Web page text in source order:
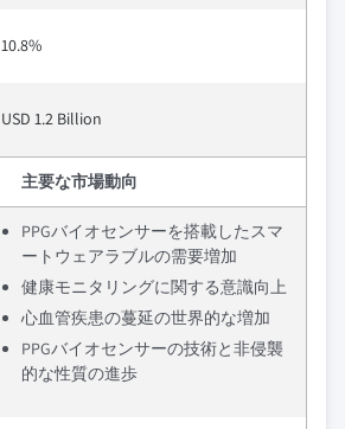
10.8%
USD 1.2 Billion
主要な市場動向
PPGバイオセンサーを搭載したスマ
ートウェアラブルの需要増加
健康モニタリングに関する意識向上
心血管疾患の蔓延の世界的な増加
PPGバイオセンサーの技術と非侵襲
的な性質の進歩